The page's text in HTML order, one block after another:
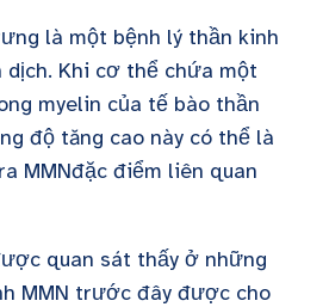
là một bệnh lý thần kinh
dịch. Khi cơ thể chứa một
myelin của tế bào thần
độ tăng cao này có thể là
MMNđặc điểm liên quan
quan sát thấy ở những
MMN trước đây được cho